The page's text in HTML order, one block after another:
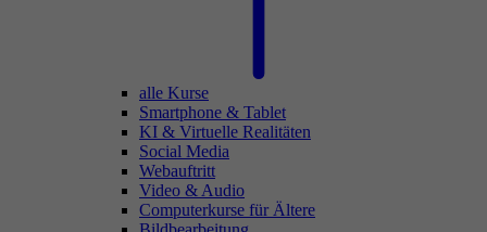
alle Kurse
Smartphone & Tablet
KI & Virtuelle Realitäten
Social Media
Webauftritt
Video & Audio
Computerkurse für Ältere